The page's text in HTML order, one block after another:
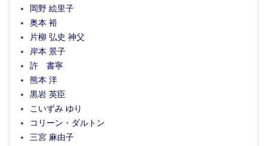
岡野 絵里子
奥本 裕
片柳 弘史 神父
岸本 景子
許 書寧
熊本 洋
黒岩 英臣
こいずみ ゆり
コリーン・ダルトン
三宮 麻由子